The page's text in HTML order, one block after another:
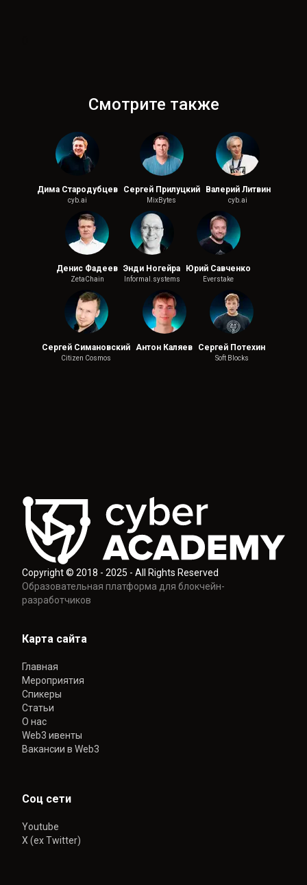
Смотрите также
Дима Стародубцев
cyb.ai
Сергей Прилуцкий
MixBytes
Валерий Литвин
cyb.ai
Денис Фадеев
ZetaChain
Энди Ногейра
Informal.systems
Юрий Савченко
Everstake
Сергей Симановский
Citizen Cosmos
Антон Каляев Сергей Потехин
Soft Blocks
Copyright © 2018 - 2025 - All Rights Reserved
Образовательная платформа для блокчейн-
разработчиков
Карта сайта
Главная
Мероприятия
Спикеры
Статьи
О нас
Web3 ивенты
Вакансии в Web3
Соц сети
Youtube
X (ex Twitter)